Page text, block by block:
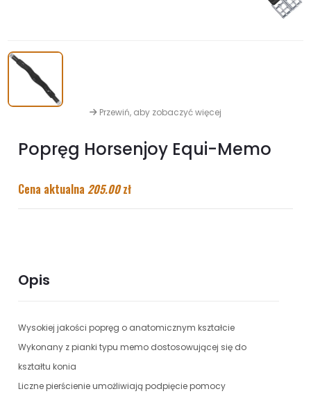
Przewiń, aby zobaczyć więcej
Popręg Horsenjoy Equi-Memo
Cena aktualna 205.00zł
Opis
Wysokiej jakości popręg o anatomicznym kształcie
Wykonany z pianki typu memo dostosowującej się do
kształtu konia
Liczne pierścienie umożliwiają podpięcie pomocy